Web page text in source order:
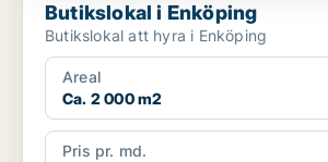
Butikslokal i Enköping
Butikslokal att hyra i Enköping
Areal
Ca. 2 000 m2
Pris pr. md.